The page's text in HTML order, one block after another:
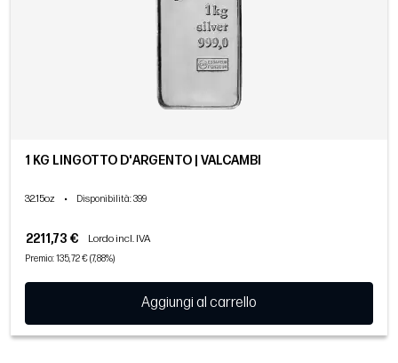
1 KG LINGOTTO D'ARGENTO | VALCAMBI
32.15oz • Disponibilità: 399
2211,73 € Lordo incl. IVA
Premio: 135,72 € (7,88%)
Aggiungi al carrello